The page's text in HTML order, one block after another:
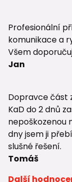
Profesionální
komunikace a
Všem
Jan
Dopravce část
KaD do 2 dnů
nepoškozenou
dny jsem ji
slušné řešení.
Tomáš
Další